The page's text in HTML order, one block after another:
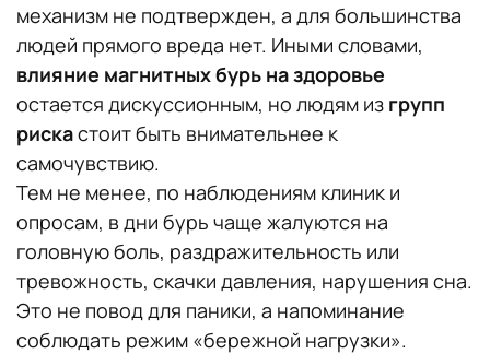
механизм не подтвержден, а для большинства
людей прямого вреда нет. Иными словами,
влияние магнитных бурь на здоровье
остается дискуссионным, но людям из групп
рискастоит быть внимательнее к
самочувствию.
Тем не менее, по наблюдениям клиник и
опросам, в дни бурь чаще жалуются на
головную боль, раздражительность или
тревожность, скачки давления, нарушения сна.
Это не повод для паники, а напоминание
соблюдать режим «бережной нагрузки».